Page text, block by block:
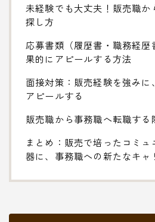
未経験でも大丈夫！販売職か
探し方
応募書類（履歴書・職務経歴
果的にアピールする方法
面接対策：販売経験を強みに
アピールする
販売職から事務職へ転職する
まとめ：販売で培ったコミ
器に、事務職への新たなキャ